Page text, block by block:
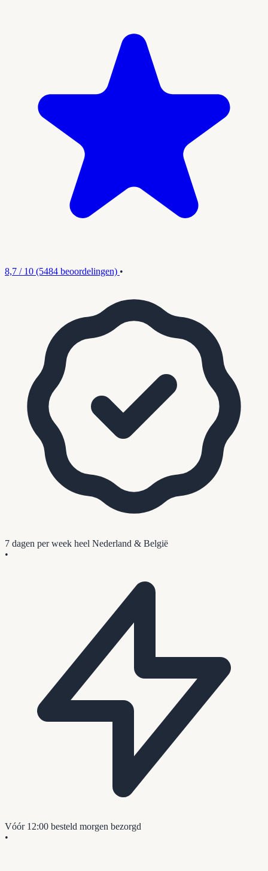
8,7 / 10 (5484 beoordelingen) •
7 dagen per week heel Nederland & België
•
Vóór 12:00 besteld morgen bezorgd
•